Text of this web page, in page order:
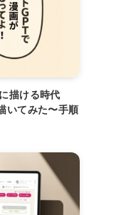
描ける時代
いてみた〜手順